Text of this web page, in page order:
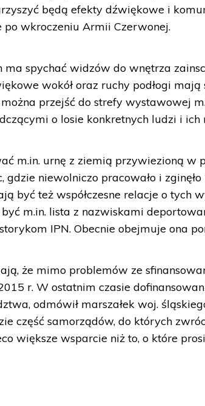
będą efekty dźwiękowe i
wkroczeniu Armii Czerwonej.
spychać widzów do wnętrza
wokół oraz ruchy podłogi
przejść do strefy wystawowej
o losie konkretnych ludzi i ich
m.in. urnę z ziemią przywiezioną w
gdzie niewolniczo pracowało i
być też współczesne relacje o tych
m.in. lista z nazwiskami
IPN. Obecnie obejmuje ona
że mimo problemów ze
r. W ostatnim czasie
odmówił marszałek woj.
część samorządów, do których
większe wsparcie niż to, o które